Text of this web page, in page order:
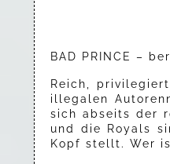
BAD PRINCE –
Reich,
illegalen
sich abseits der
und die Royals
Kopf stellt. Wer